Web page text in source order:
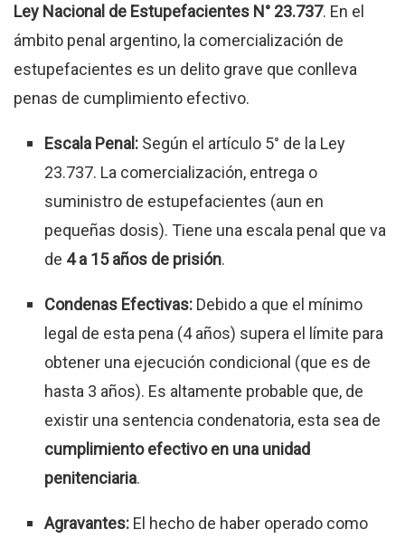
Ley Nacional de Estupefacientes N° 23.737. En el
ámbito penal argentino, la comercialización de
estupefacientes es un delito grave que conlleva
penas de cumplimiento efectivo.
Escala Penal: Según el artículo 5° de la Ley
23.737. La comercialización, entrega o
suministro de estupefacientes (aun en
pequeñas dosis). Tiene una escala penal que va
de 4 a 15 años de prisión.
Condenas Efectivas: Debido a que el mínimo
legal de esta pena (4 años) supera el límite para
obtener una ejecución condicional (que es de
hasta 3 años). Es altamente probable que, de
existir una sentencia condenatoria, esta sea de
cumplimiento efectivo en una unidad
penitenciaria.
Agravantes: El hecho de haber operado como